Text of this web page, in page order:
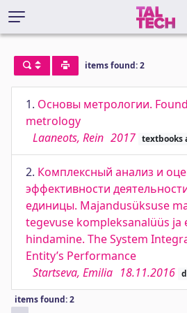
items found: 2
1. Основы метрологии.
metrology
Laaneots, Rein 2017 textbooks
2. Комплексный анализ и
эффективности
единицы. Majandusüksuse
tegevuse kompleksanalüüs ja
hindamine. The System
Entity’s Performance
Startseva, Emilia 18.11.2016
items found: 2